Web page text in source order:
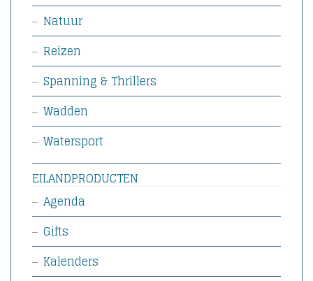
Natuur
Reizen
Spanning & Thrillers
Wadden
Watersport
EILANDPRODUCTEN
Agenda
Gifts
Kalenders